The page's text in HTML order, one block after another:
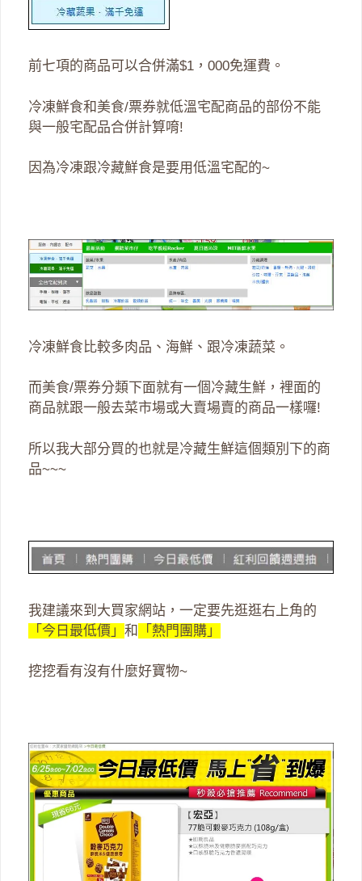
前七項的商品可以合併滿$1，000免運費。
冷凍鮮食和美食/票券就低溫宅配商品的部份不能
與一般宅配品合併計算唷!
因為冷凍跟冷藏鮮食是要用低溫宅配的~
冷凍鮮食比較多肉品、海鮮、跟冷凍蔬菜。
而美食/票券分類下面就有一個冷藏生鮮，裡面的
商品就跟一般去菜市場或大賣場賣的商品一樣囉!
所以我大部分買的也就是冷藏生鮮這個類別下的商
品~~~
我建議來到大買家網站，一定要先逛逛右上角的
「今日最低價」 和 「熱門團購」
挖挖看有沒有什麼好寶物~